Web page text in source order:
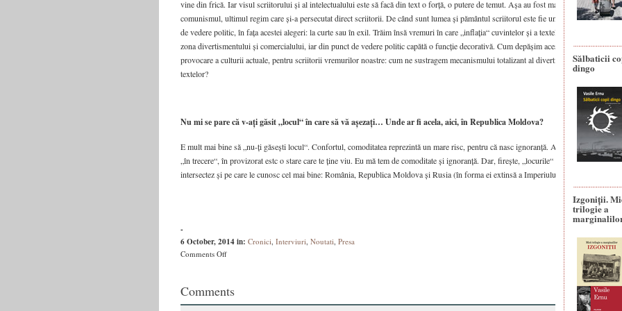
vine din frică. Iar visul scriitorului și al intelectualului este să facă din text o forță, o putere de temut. Așa au fost mai toate regimurile
comunismul, ultimul regim care și-a persecutat direct scriitorii. De când sunt lumea și pământul scriitorul este fie unul de curte, fie unul
de vedere politic, în fața acestei alegeri: la curte sau în exil. Trăim însă vremuri în care „inflația“ cuvintelor și a textelor a atins cote
zona divertismentului și comercialului, iar din punct de vedere politic capătă o funcție decorativă. Cum depășim acest impas este o
provocare a culturii actuale, pentru scriitorii vremurilor noastre: cum ne sustragem mecanismului totalizant al divertismentului și pieței,
textelor?
Nu mi se pare că v-ați găsit „locul“ în care să vă așezați… Unde ar fi acela, aici, în Republica Moldova?
E mult mai bine să „nu-ți găsești locul“. Confortul, comoditatea reprezintă un mare risc, pentru că nasc ignoranță. A fi mereu în căutarea
„în trecere“, în provizorat estc o stare care te ține viu. Eu mă tem de comoditate și ignoranță. Dar, firește, „locurile“ care mă interesează
intersectez și pe care le cunosc cel mai bine: România, Republica Moldova și Rusia (în forma ei extinsă a Imperiului).
-
6 October, 2014in: Cronici, Interviuri, Noutati, Presa
Comments Offon
„Visul
scriitorului
Comments
Sălbaticii
dingo
Izgoniții.
trilogie a